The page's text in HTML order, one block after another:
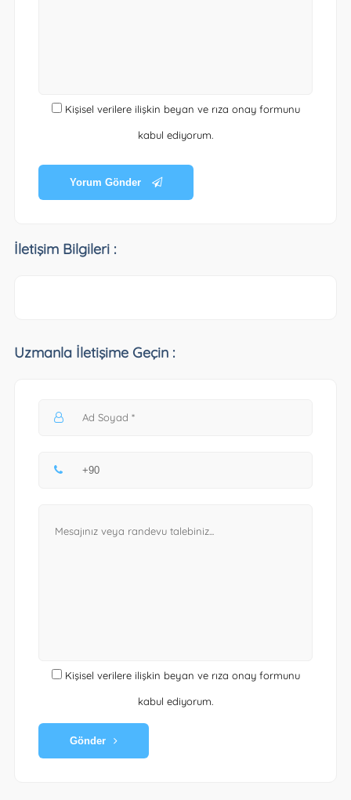
Kişisel verilere ilişkin beyan ve rıza onay formunu
kabul ediyorum.
Yorum Gönder
İletişim Bilgileri :
Uzmanla İletişime Geçin :
Kişisel verilere ilişkin beyan ve rıza onay formunu
kabul ediyorum.
Gönder